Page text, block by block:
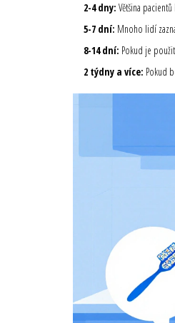
2-4 dny: Většina
5-7 dní: Mnoho lidí
8-14 dní: Pokud je
2 týdny a více: Pokud